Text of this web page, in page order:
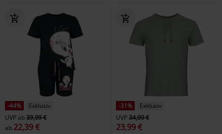
-44%
Exklusiv
UVPab39,99 €
ab 22,39 €
-31%
Exklusiv
UVP34,99 €
23,99 €